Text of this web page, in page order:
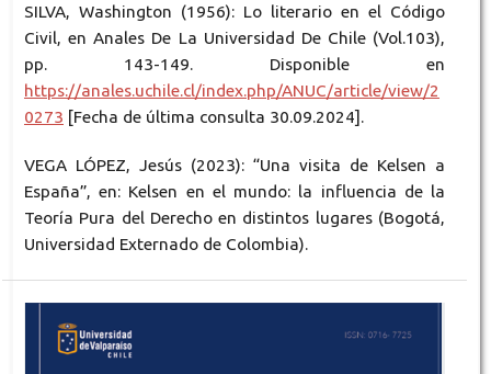
SILVA, Washington (1956): Lo literario en el Código
Civil, en Anales De La Universidad De Chile (Vol.103),
pp. 143-149. Disponible en
https://anales.uchile.cl/index.php/ANUC/article/view/2
0273 [Fecha de última consulta 30.09.2024].
VEGA LÓPEZ, Jesús (2023): “Una visita de Kelsen a
España”, en: Kelsen en el mundo: la influencia de la
Teoría Pura del Derecho en distintos lugares (Bogotá,
Universidad Externado de Colombia).